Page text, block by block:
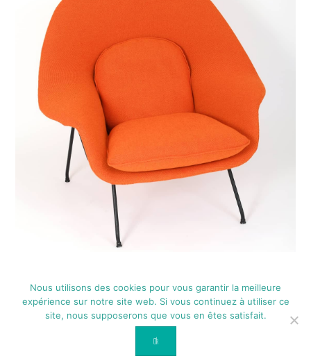
2026© Ateliers Ballouard / Paimpol / Bretagne
Mentions légales
Nous utilisons des cookies pour vous garantir la meilleure
expérience sur notre site web. Si vous continuez à utiliser ce
site, nous supposerons que vous en êtes satisfait.
Ok